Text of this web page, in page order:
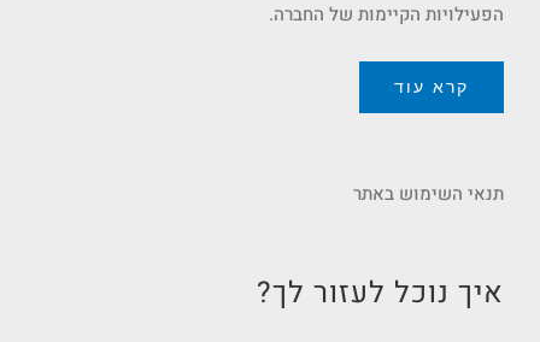
הפעילויות הקיימות של החברה.
קרא עוד
תנאי השימוש באתר
איך נוכל לעזור לך?